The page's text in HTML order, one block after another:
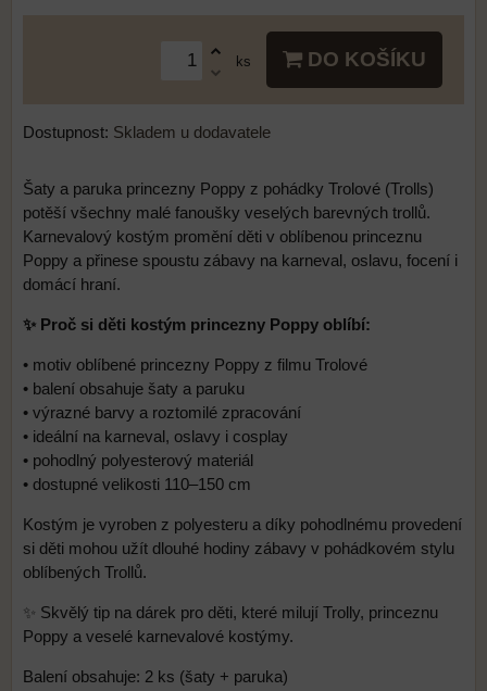
ks DO KOŠÍKU
Dostupnost: Skladem u dodavatele
Šaty a paruka princezny Poppy z pohádky Trolové (Trolls)
potěší všechny malé fanoušky veselých barevných trollů.
Karnevalový kostým promění děti v oblíbenou princeznu
Poppy a přinese spoustu zábavy na karneval, oslavu, focení i
domácí hraní.
✨ Proč si děti kostým princezny Poppy oblíbí:
• motiv oblíbené princezny Poppy z filmu Trolové
• balení obsahuje šaty a paruku
• výrazné barvy a roztomilé zpracování
• ideální na karneval, oslavy i cosplay
• pohodlný polyesterový materiál
• dostupné velikosti 110–150 cm
Kostým je vyroben z polyesteru a díky pohodlnému provedení
si děti mohou užít dlouhé hodiny zábavy v pohádkovém stylu
oblíbených Trollů.
✨ Skvělý tip na dárek pro děti, které milují Trolly, princeznu
Poppy a veselé karnevalové kostýmy.
Balení obsahuje: 2 ks (šaty + paruka)